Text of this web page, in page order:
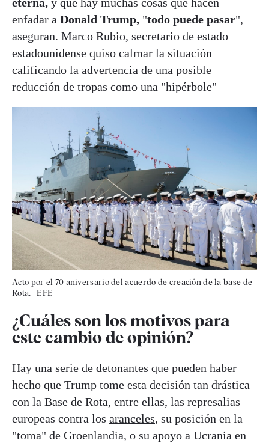
enfadar a Donald Trump, "todo puede pasar",
aseguran. Marco Rubio, secretario de estado
estadounidense quiso calmar la situación
calificando la advertencia de una posible
reducción de tropas como una "hipérbole"
Acto por el 70 aniversario del acuerdo de creación de la base de
Rota. |EFE
¿Cuáles son los motivos para
este cambio de opinión?
Hay una serie de detonantes que pueden haber
hecho que Trump tome esta decisión tan drástica
con la Base de Rota, entre ellas, las represalias
europeas contra los aranceles, su posición en la
"toma" de Groenlandia, o su apoyo a Ucrania en